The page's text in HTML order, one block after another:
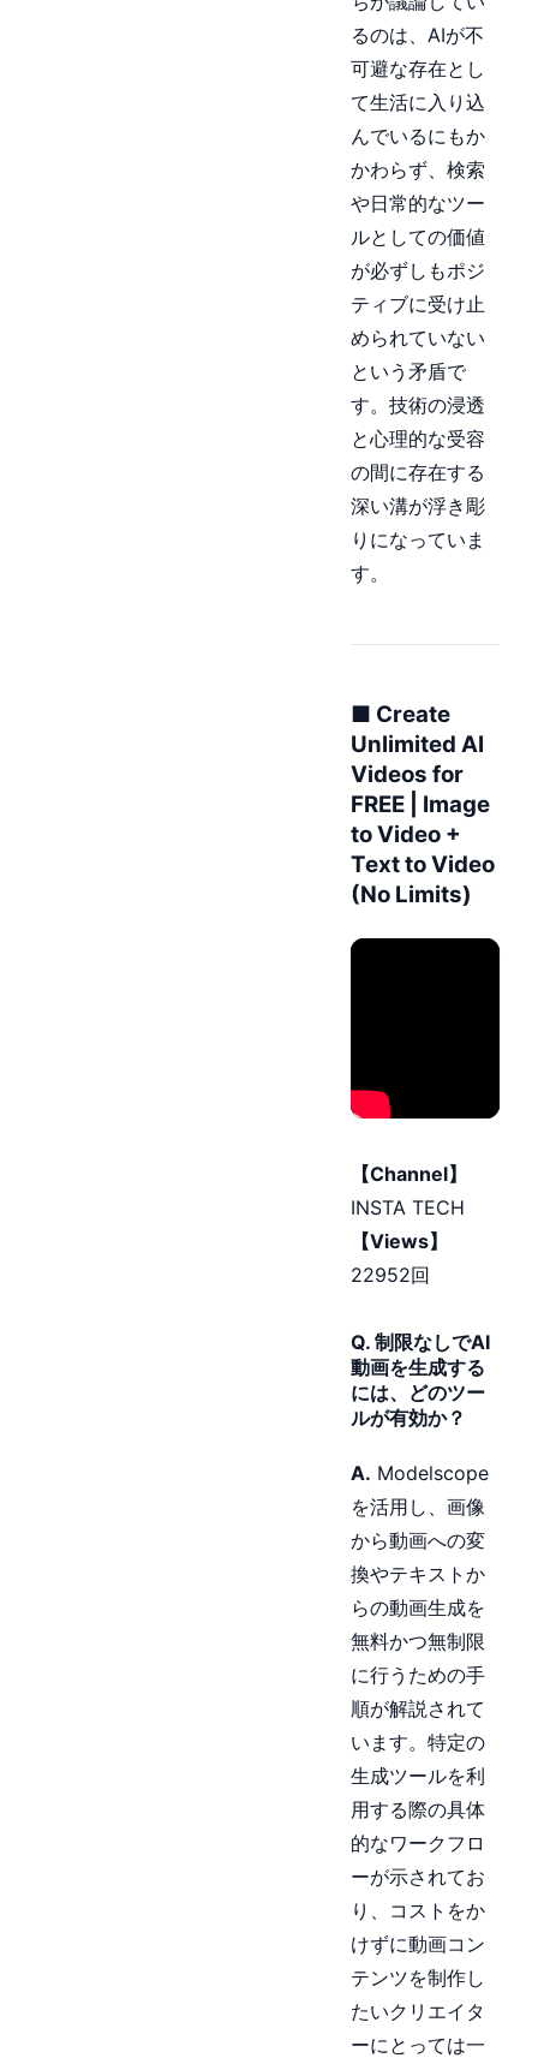
るのは、AIが不
可避な存在とし
て生活に入り込
んでいるにもか
かわらず、検索
や日常的なツー
ルとしての価値
が必ずしもポジ
ティブに受け止
められていない
という矛盾で
す。技術の浸透
と心理的な受容
の間に存在する
深い溝が浮き彫
りになっていま
す。
■ Create
Unlimited AI
Videos for
FREE | Image
to Video +
Text to Video
(No Limits)
【Channel】
INSTA TECH
【Views】
22952回
Q. 制限なしでAI
動画を生成する
には、どのツー
ルが有効か？
A. Modelscope
を活用し、画像
から動画への変
換やテキストか
らの動画生成を
無料かつ無制限
に行うための手
順が解説されて
います。特定の
生成ツールを利
用する際の具体
的なワークフロ
ーが示されてお
り、コストをか
けずに動画コン
テンツを制作し
たいクリエイタ
ーにとっては一